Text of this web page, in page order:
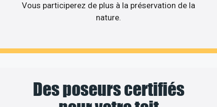
Vous participerez de plus à la préservation de la
nature.
Des poseurs certifiés